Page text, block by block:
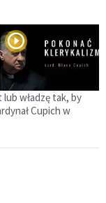
władzę tak, by
Cupich w